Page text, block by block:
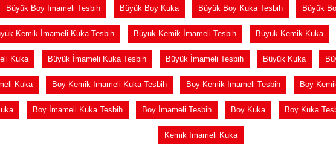
Büyük Boy İmameli Tesbih Büyük Boy Kuka Büyük Boy Kuka Tesbih Büyük
Kemik İmameli Kuka Tesbih Büyük Kemik İmameli Tesbih Büyük Kemik Kuka
Kuka Büyük İmameli Kuka Tesbih Büyük İmameli Tesbih Büyük Kuka
Kuka Boy Kemik İmameli Kuka Tesbih Boy Kemik İmameli Tesbih Boy
Boy İmameli Kuka Tesbih Boy İmameli Tesbih Boy Kuka Boy Kuka
Kemik İmameli Kuka